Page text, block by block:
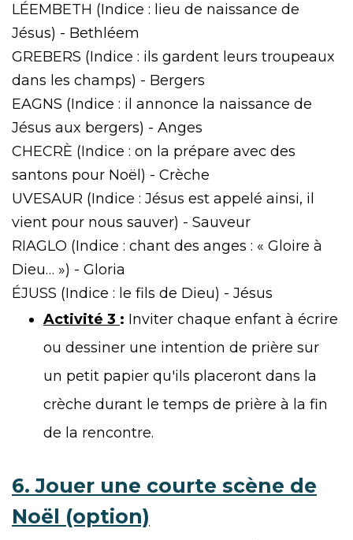
LÉEMBETH (Indice : lieu de naissance de
Jésus) - Bethléem
GREBERS (Indice : ils gardent leurs troupeaux
dans les champs) - Bergers
EAGNS (Indice : il annonce la naissance de
Jésus aux bergers) - Anges
CHECRÈ (Indice : on la prépare avec des
santons pour Noël) - Crèche
UVESAUR (Indice : Jésus est appelé ainsi, il
vient pour nous sauver) - Sauveur
RIAGLO (Indice : chant des anges : « Gloire à
Dieu… ») - Gloria
ÉJUSS (Indice : le fils de Dieu) - Jésus
Activité 3 : Inviter chaque enfant à écrire
ou dessiner une intention de prière sur
un petit papier qu'ils placeront dans la
crèche durant le temps de prière à la fin
de la rencontre.
6. Jouer une courte scène de
Noël (option)